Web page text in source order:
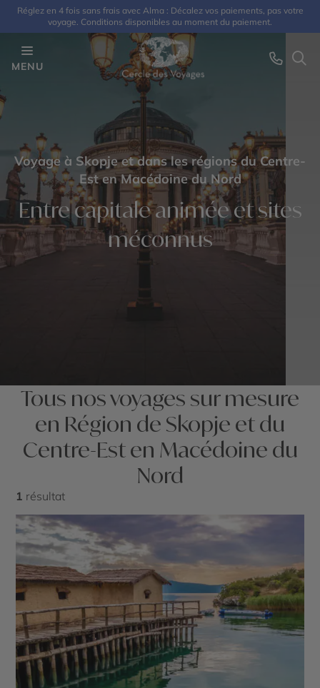
Réglez en 4 fois sans frais avec Alma : Décalez vos paiements, pas votre
voyage. Conditions disponibles au moment du paiement.
MENU
Voyage à Skopje et dans les régions du Centre-
Est en Macédoine du Nord
Entre capitale animée et sites
méconnus
Tous nos voyages sur mesure
en Région de Skopje et du
Centre-Est en Macédoine du
Nord
1 résultat